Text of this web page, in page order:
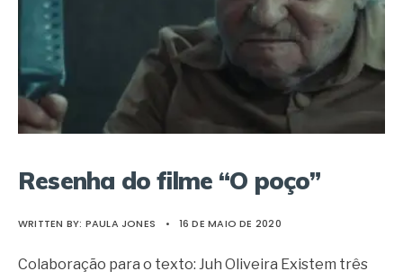
Resenha do filme “O poço”
WRITTEN BY: PAULA JONES • 16 DE MAIO DE 2020
Colaboração para o texto: Juh Oliveira Existem três